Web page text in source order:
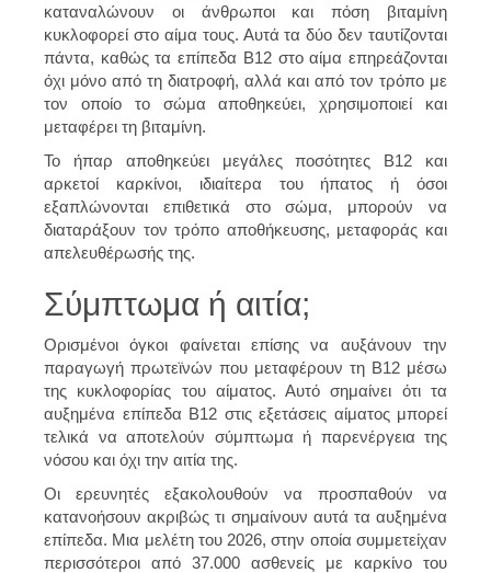
καταναλώνουν οι άνθρωποι και πόση βιταμίνη
κυκλοφορεί στο αίμα τους. Αυτά τα δύο δεν ταυτίζονται
πάντα, καθώς τα επίπεδα Β12 στο αίμα επηρεάζονται
όχι μόνο από τη διατροφή, αλλά και από τον τρόπο με
τον οποίο το σώμα αποθηκεύει, χρησιμοποιεί και
μεταφέρει τη βιταμίνη.
Το ήπαρ αποθηκεύει μεγάλες ποσότητες Β12 και
αρκετοί καρκίνοι, ιδιαίτερα του ήπατος ή όσοι
εξαπλώνονται επιθετικά στο σώμα, μπορούν να
διαταράξουν τον τρόπο αποθήκευσης, μεταφοράς και
απελευθέρωσής της.
Σύμπτωμα ή αιτία;
Ορισμένοι όγκοι φαίνεται επίσης να αυξάνουν την
παραγωγή πρωτεϊνών που μεταφέρουν τη Β12 μέσω
της κυκλοφορίας του αίματος. Αυτό σημαίνει ότι τα
αυξημένα επίπεδα Β12 στις εξετάσεις αίματος μπορεί
τελικά να αποτελούν σύμπτωμα ή παρενέργεια της
νόσου και όχι την αιτία της.
Οι ερευνητές εξακολουθούν να προσπαθούν να
κατανοήσουν ακριβώς τι σημαίνουν αυτά τα αυξημένα
επίπεδα. Μια μελέτη του 2026, στην οποία συμμετείχαν
περισσότεροι από 37.000 ασθενείς με καρκίνο του